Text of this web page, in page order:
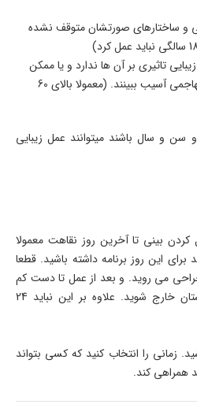
و ساختارهای صورتشان متوقف نشده
تاثیری بر آن ها ندارد و یا ممکن
است تحت تاثیر یک عمل تهاجمی آسیب ببینند. (معمولا بالای 60
سن و سال باشند میتوانند عمل زیبایی
بینی تا آخرین روز نقاهت معمولا
این روز برنامه داشته باشید. قطعا
می روید. و بعد از عمل تا دست کم
شش ساعت نمیتوانید از بیمارستان خارج شوید. علاوه بر این نباید 24
زمانی را انتخاب کنید که کسی بتواند